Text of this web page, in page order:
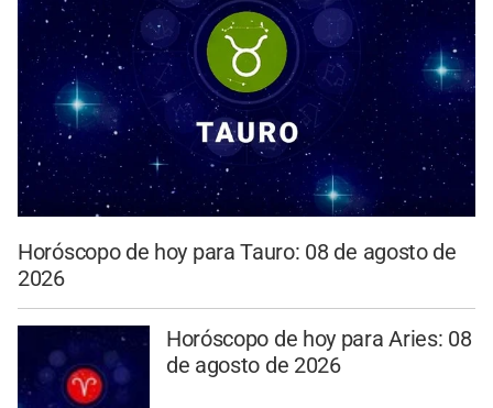
Horóscopo de hoy para Tauro: 08 de agosto de
2026
Horóscopo de hoy para Aries: 08
de agosto de 2026